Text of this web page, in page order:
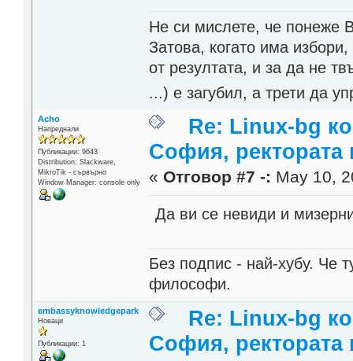
Не си мислете, че понеже
Затова, когато има
от резултата, и за да не
...) е загубил, а трети да
Acho
Напреднали
Публикации: 9643
Distribution: Slackware,
MikroTik - сървърно
Window Manager: console only
Re: Linux-bg
София, ректората
« Отговор #7 -: May 10,
Да ви се невиди и
Без подпис - най-хубу. Че
философи.
embassyknowledgepark
Новаци
Публикации: 1
Re: Linux-bg
София, ректората